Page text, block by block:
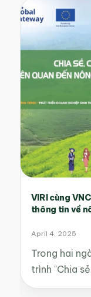
VIRI cùng
thông tin về
April 4, 2025
Trong hai
trình "Chia